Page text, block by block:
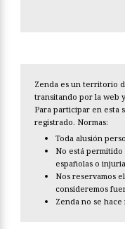
Zenda es un territorio
transitando por la web
Para participar en esta
registrado. Normas:
Toda alusión
No está
españolas o
Nos reservamos
consideremos
Zenda no se